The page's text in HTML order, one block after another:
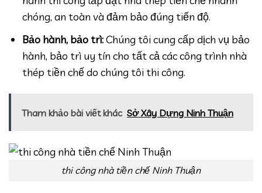
chóng, an toàn và đảm bảo đúng tiến độ.
Bảo hành, bảo trì:Chúng tôi cung cấp dịch vụ bảo
hành, bảo trì uy tín cho tất cả các công trình nhà
thép tiền chế do chúng tôi thi công.
Tham khảo bài viết khác Sở Xây Dựng Ninh Thuận
thi công nhà tiền chế Ninh Thuận